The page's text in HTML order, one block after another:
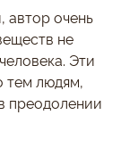
автор очень
не
Эти
тем людям,
преодолении